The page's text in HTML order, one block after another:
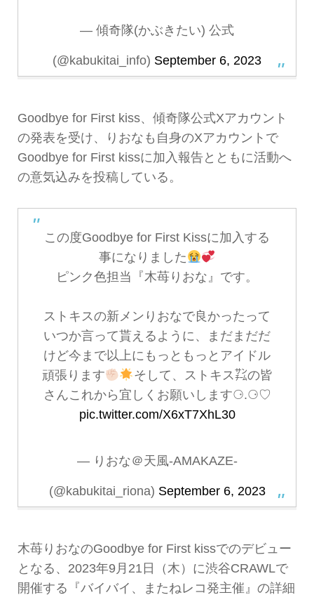
— 傾奇隊(かぶきたい) 公式
(@kabukitai_info) September 6, 2023
Goodbye for First kiss、傾奇隊公式Xアカウント
の発表を受け、りおなも自身のXアカウントで
Goodbye for First kissに加入報告とともに活動へ
の意気込みを投稿している。
この度Goodbye for First Kissに加入する
事になりました
ピンク色担当『木苺りおな』です。
ストキスの新メンりおなで良かったって
いつか言って貰えるように、まだまだだ
けど今まで以上にもっともっとアイドル
頑張ります
そして、ストキス㌠の皆
さんこれから宜しくお願いします⚆.⚆♡
pic.twitter.com/X6xT7XhL30
— りおな＠天風-AMAKAZE-
(@kabukitai_riona) September 6, 2023
木苺りおなのGoodbye for First kissでのデビュー
となる、2023年9月21日（木）に渋谷CRAWLで
開催する『バイバイ、またねレコ発主催』の詳細